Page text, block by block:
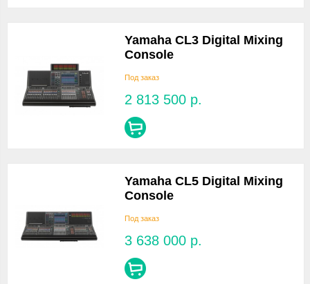
Yamaha CL3 Digital Mixing
Console
Под заказ
2 813 500 р.
Yamaha CL5 Digital Mixing
Console
Под заказ
3 638 000 р.